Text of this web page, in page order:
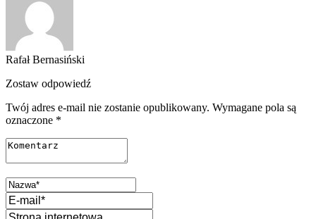
Rafał Bernasiński
Zostaw odpowiedź
Twój adres e-mail nie zostanie opublikowany. Wymagane pola są
oznaczone *